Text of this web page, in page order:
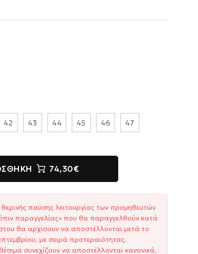
42 43 44 45 46 47
74,30€
παύσης λειτουργίας των προμηθευτών
παραγγελίας» που θα παραγγελθούν κατά
θα αρχίσουν να αποστέλλονται μετά το
με σειρά προτεραιότητας.
συνεχίζουν να αποστέλλονται κανονικά,